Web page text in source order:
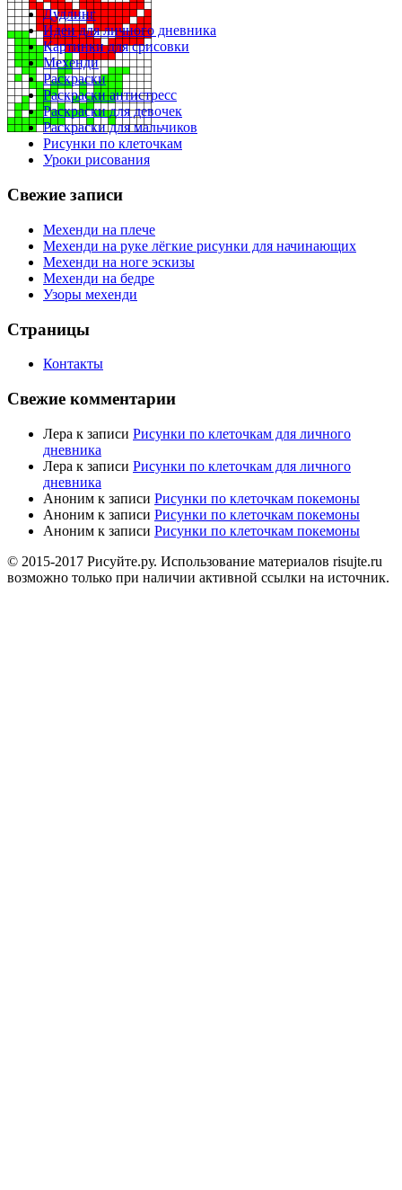
Дудлинг
Идеи для личного дневника
Картинки для срисовки
Мехенди
Раскраски
Раскраски антистресс
Раскраски для девочек
Раскраски для мальчиков
Рисунки по клеточкам
Уроки рисования
Свежие записи
Мехенди на плече
Мехенди на руке лёгкие рисунки для начинающих
Мехенди на ноге эскизы
Мехенди на бедре
Узоры мехенди
Страницы
Контакты
Свежие комментарии
Лера к записи Рисунки по клеточкам для личного
дневника
Лера к записи Рисунки по клеточкам для личного
дневника
Аноним к записи Рисунки по клеточкам покемоны
Аноним к записи Рисунки по клеточкам покемоны
Аноним к записи Рисунки по клеточкам покемоны
© 2015-2017 Рисуйте.ру. Использование материалов risujte.ru
возможно только при наличии активной ссылки на источник.